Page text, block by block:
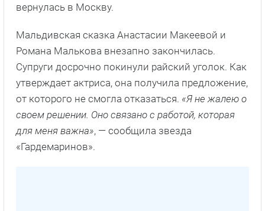
вернулась в Москву.
Мальдивская сказка Анастасии Макеевой и
Романа Малькова внезапно закончилась.
Супруги досрочно покинули райский уголок. Как
утверждает актриса, она получила предложение,
от которого не смогла отказаться. «Я не жалею о
своем решении. Оно связано с работой, которая
для меня важна», — сообщила звезда
«Гардемаринов».